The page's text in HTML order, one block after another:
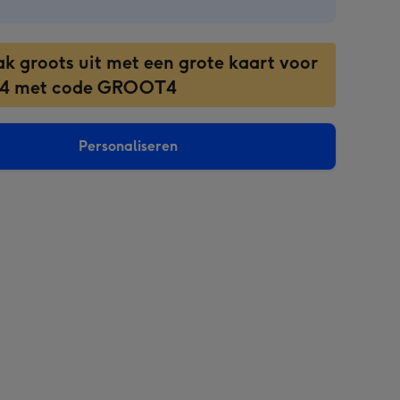
groots uit met een grote kaart voor
met code GROOT4
Personaliseren